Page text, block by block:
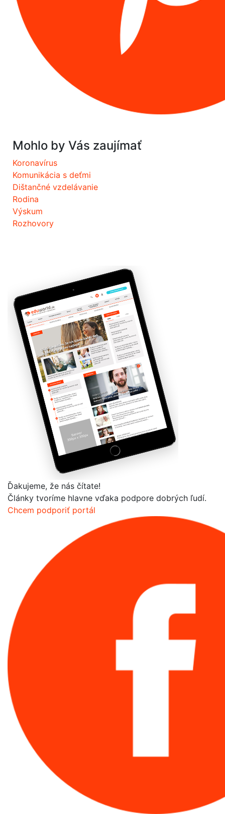
Mohlo by Vás zaujímať
Koronavírus
Komunikácia s deťmi
Dištančné vzdelávanie
Rodina
Výskum
Rozhovory
Ďakujeme, že nás čítate!
Články tvoríme hlavne vďaka podpore dobrých ľudí.
Chcem podporiť portál